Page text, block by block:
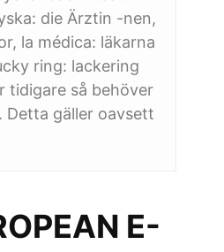
die Ärztin -nen,
la médica: läkarna
ring: lackering
tidigare så behöver
Detta gäller oavsett
E-